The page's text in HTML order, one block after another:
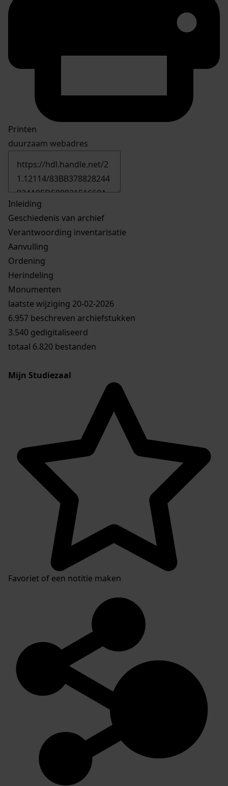
Printen
duurzaam webadres
Inleiding
Geschiedenis van archief
Verantwoording inventarisatie
Aanvulling
Ordening
Herindeling
Monumenten
laatste wijziging 20-02-2026
6.957 beschreven archiefstukken
3.540 gedigitaliseerd
totaal 6.820 bestanden
Mijn Studiezaal
Favoriet of een notitie maken